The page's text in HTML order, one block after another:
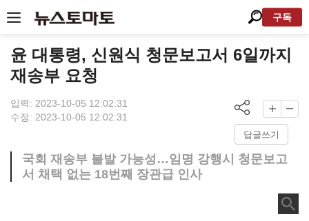
구독
윤 대통령, 신원식 청문보고서 6일까지
재송부 요청
입력: 2023-10-05 12:02:31
수정: 2023-10-05 12:02:31
답글쓰기
국회 재송부 불발 가능성…임명 강행시 청문보고
서 채택 없는 18번째 장관급 인사